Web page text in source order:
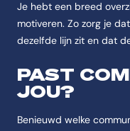
Je hebt een breed
motiveren. Zo zorg je
dezelfde lijn zit en dat
PAST
JOU?
Benieuwd welke